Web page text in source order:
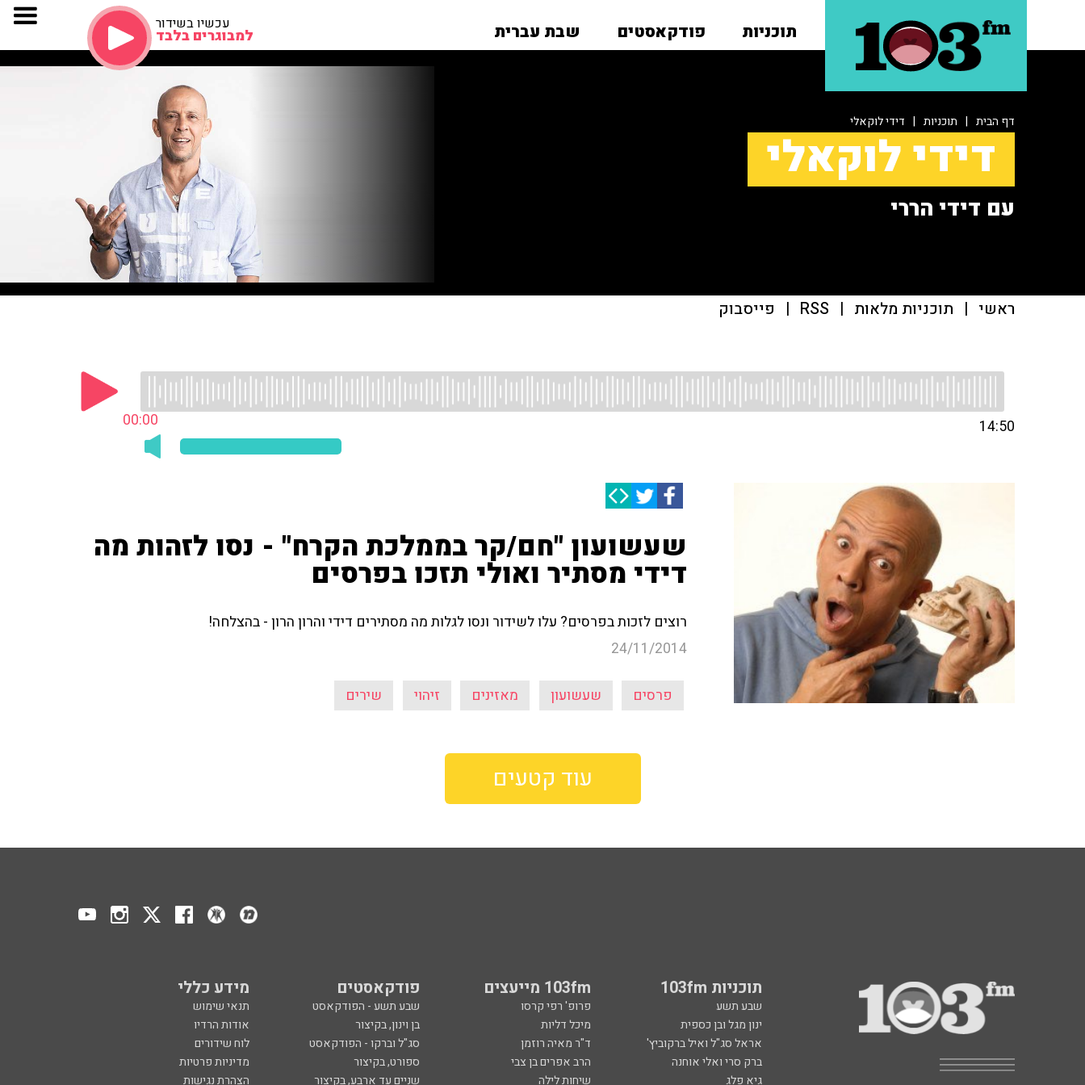
תוכניות פודקאסטים שבת עברית עכשיו בשידור
למבוגרים בלבד
דף הבית | תוכניות | דידי לוקאלי
דידי לוקאלי
עם דידי הררי
ראשי | תוכניות מלאות |
RSS
| פייסבוק
00:00 14:50
שעשועון "חם/קר בממלכת הקרח" - נסו לזהות מה
דידי מסתיר ואולי תזכו בפרסים
רוצים לזכות בפרסים? עלו לשידור ונסו לגלות מה מסתירים דידי והרון הרון - בהצלחה!
24/11/2014
פרסים שעשועון מאזינים זיהוי שירים
עוד קטעים
תוכניות 103fm 103fm מייעצים פודקאסטים מידע כללי
שבע תשע פרופ' רפי קרסו שבע תשע - הפודקאסט
תנאי שימוש
ינון מגל ובן כספית
מיכל דליות בן וינון, בקיצור
אודות הרדיו
אראל סג"ל ואיל ברקוביץ'
ד"ר מאיה רוזמן סג"ל וברקו - הפודקאסט
לוח שידורים
ברק סרי ואלי אוחנה
הרב אפרים בן צבי ספורט, בקיצור
מדיניות פרטיות
גיא פלג
שיחות לילה שניים עד ארבע, בקיצור הצהרת נגישות